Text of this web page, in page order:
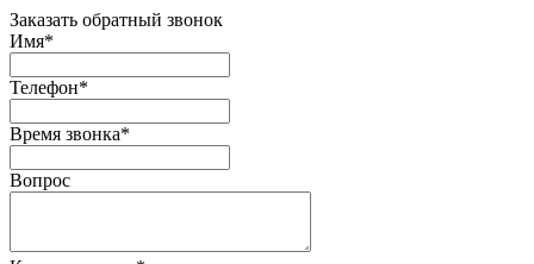
Заказать обратный звонок
Имя*
Телефон*
Время звонка*
Вопрос